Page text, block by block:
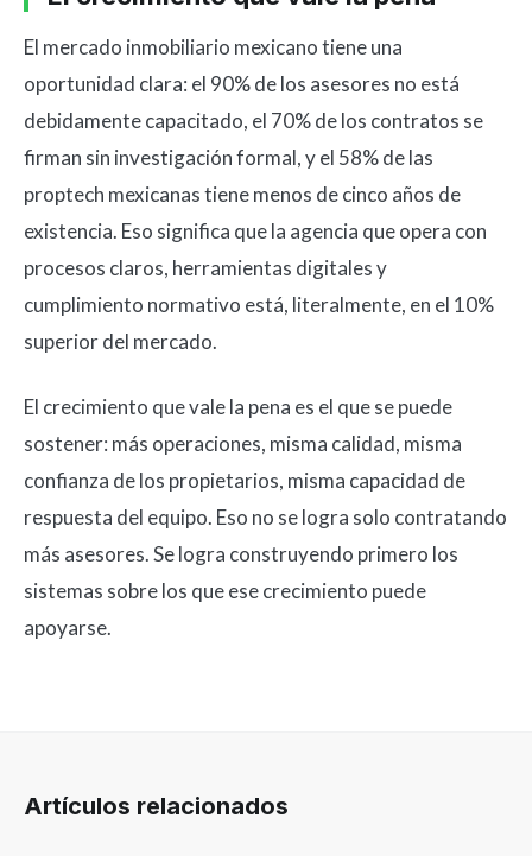
El mercado inmobiliario mexicano tiene una
oportunidad clara: el 90% de los asesores no está
debidamente capacitado, el 70% de los contratos se
firman sin investigación formal, y el 58% de las
proptech mexicanas tiene menos de cinco años de
existencia. Eso significa que la agencia que opera con
procesos claros, herramientas digitales y
cumplimiento normativo está, literalmente, en el 10%
superior del mercado.
El crecimiento que vale la pena es el que se puede
sostener: más operaciones, misma calidad, misma
confianza de los propietarios, misma capacidad de
respuesta del equipo. Eso no se logra solo contratando
más asesores. Se logra construyendo primero los
sistemas sobre los que ese crecimiento puede
apoyarse.
Artículos relacionados